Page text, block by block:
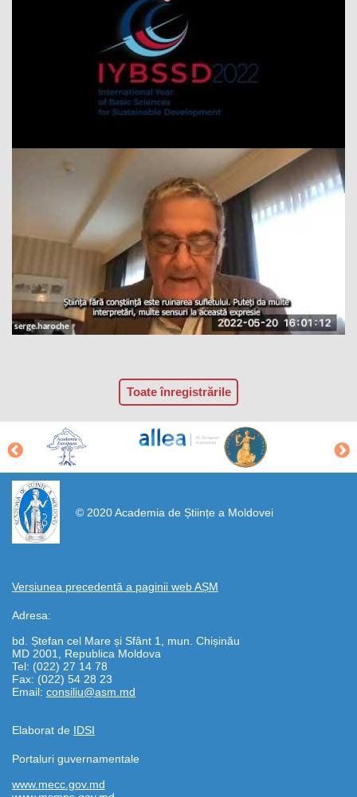
Toate înregistrările
© 2020 Academia de Științe a Moldovei
Versiunea precedentă a paginii web AȘM
Adresa:
bd. Ștefan cel Mare și Sfânt 1, mun. Chișinău
MD 2001, Republica Moldova
Tel: (022) 27 14 78
Fax: (022) 54 28 23
Email: consiliu@asm.md
Elaborat de IDSI
https://propletenie.ru/
Portaluri guvernamentale
www.mecc.gov.md